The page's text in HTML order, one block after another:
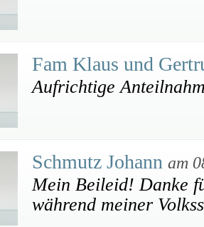
Fam Klaus und
Aufrichtige
Schmutz Johann am
Mein Beileid! Danke
während meiner